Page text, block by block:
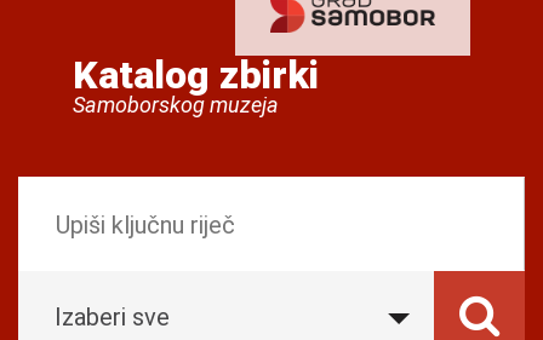
Katalog zbirki
Samoborskog muzeja
Izaberi sve